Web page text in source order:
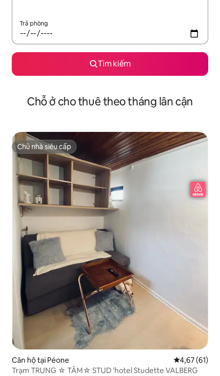
Trả phòng
Tìm kiếm
Chỗ ở cho thuê theo tháng lân cận
Chủ nhà siêu cấp
Chủ nhà siêu cấp
Căn hộ tại Péone Xếp hạng
4,67 (61)
Trạm TRUNG ☆ TÂM☆ STUD 'hotel Studette VALBERG